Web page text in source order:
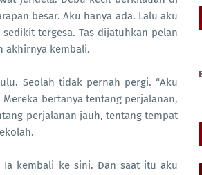
besar. Aku hanya ada. Lalu aku
tergesa. Tas dijatuhkan pelan
akhirnya kembali.
Seolah tidak pernah pergi. “Aku
bertanya tentang perjalanan,
perjalanan jauh, tentang tempat
kembali ke sini. Dan saat itu aku